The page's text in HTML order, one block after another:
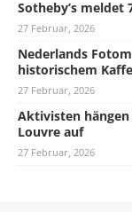
Sotheby’s meldet
27 Februar, 2026
Nederlands
historischem
27 Februar, 2026
Aktivisten
Louvre auf
27 Februar, 2026